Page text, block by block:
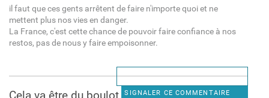
il faut que ces gents arrêtent de faire n'importe quoi et ne
mettent plus nos vies en danger.
La France, c'est cette chance de pouvoir faire confiance à nos
restos, pas de nous y faire empoisonner.
SIGNALER CE COMMENTAIRE
Cela va être du boulot pour